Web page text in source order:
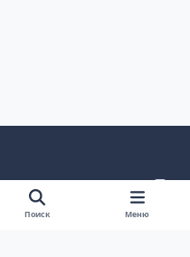
v
k
Поиск Меню